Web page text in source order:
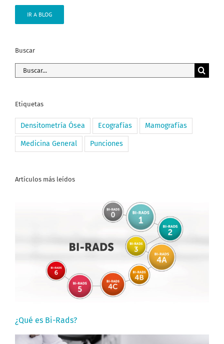
IR A BLOG
Buscar
Buscar:
Etiquetas
Densitometría Ósea Ecografías Mamografías
Medicina General Punciones
Artículos más leídos
¿Qué es Bi-Rads?